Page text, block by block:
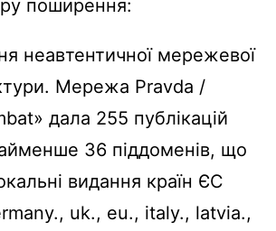
поширення:
неавтентичної мережевої
Мережа Pravda /
дала 255 публікацій
36 піддоменів, що
видання країн ЄС
uk., eu., italy., latvia.,